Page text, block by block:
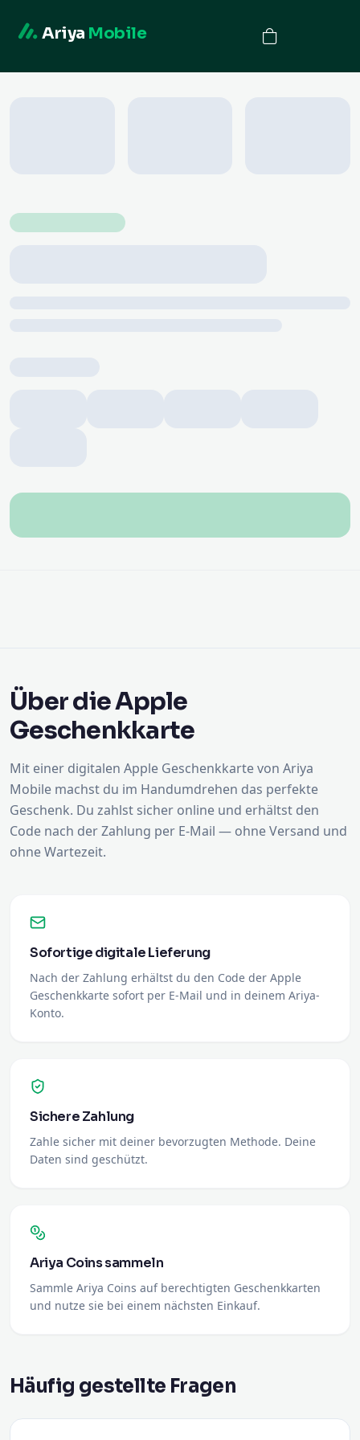
Ariya Mobile
Über die Apple
Geschenkkarte
Mit einer digitalen Apple Geschenkkarte von Ariya
Mobile machst du im Handumdrehen das perfekte
Geschenk. Du zahlst sicher online und erhältst den
Code nach der Zahlung per E-Mail — ohne Versand und
ohne Wartezeit.
Sofortige digitale Lieferung
Nach der Zahlung erhältst du den Code der Apple
Geschenkkarte sofort per E-Mail und in deinem Ariya-
Konto.
Sichere Zahlung
Zahle sicher mit deiner bevorzugten Methode. Deine
Daten sind geschützt.
Ariya Coins sammeln
Sammle Ariya Coins auf berechtigten Geschenkkarten
und nutze sie bei einem nächsten Einkauf.
Häufig gestellte Fragen